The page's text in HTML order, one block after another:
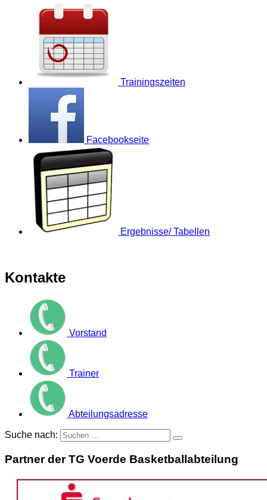
Trainingszeiten
Facebookseite
Ergebnisse/ Tabellen
Kontakte
Vorstand
Trainer
Abteilungsadresse
Suche nach:
Partner der TG Voerde Basketballabteilung